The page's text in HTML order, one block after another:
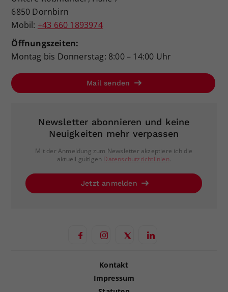
6850 Dornbirn
Mobil: +43 660 1893974
Öffnungszeiten:
Montag bis Donnerstag: 8:00 – 14:00 Uhr
Mail senden
Newsletter abonnieren und keine
Neuigkeiten mehr verpassen
Mit der Anmeldung zum Newsletter akzeptiere ich die
aktuell gültigen Datenschutzrichtlinien.
Jetzt anmelden
Kontakt
Impressum